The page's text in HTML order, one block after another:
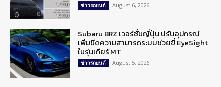
ข่าวรถยนต์ August 6, 2026
Subaru BRZ เวอร์ชั่นญี่ปุ่น ปรับอุปกรณ์
เพิ่มขีดความสามารถระบบช่วยขี่ EyeSight
ในรุ่นเกียร์ MT
ข่าวรถยนต์ August 5, 2026